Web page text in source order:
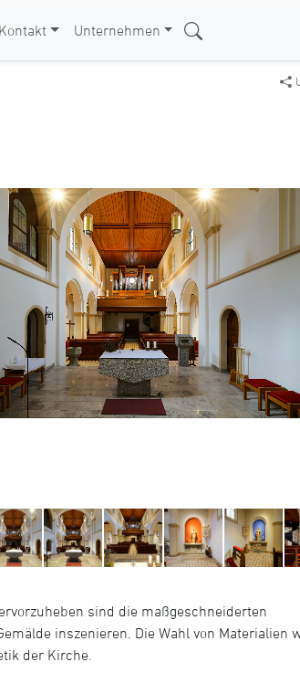
Kontakt Unternehmen
sind die maßgeschneiderten
inszenieren. Die Wahl von Materialien
der Kirche.